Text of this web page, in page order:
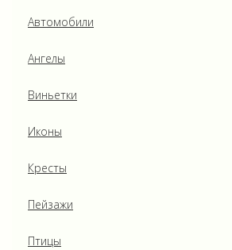
Автомобили
Ангелы
Виньетки
Иконы
Кресты
Пейзажи
Птицы